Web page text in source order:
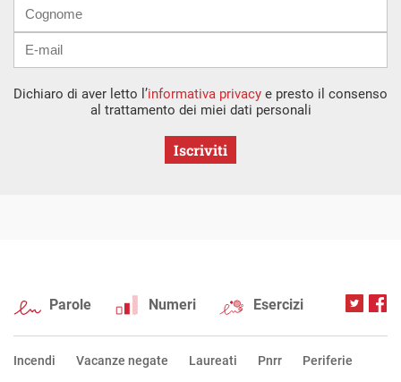
Dichiaro di aver letto l’informativa privacy e presto il consenso
al trattamento dei miei dati personali
Iscriviti
Parole Numeri Esercizi
Incendi Vacanze negate Laureati Pnrr Periferie